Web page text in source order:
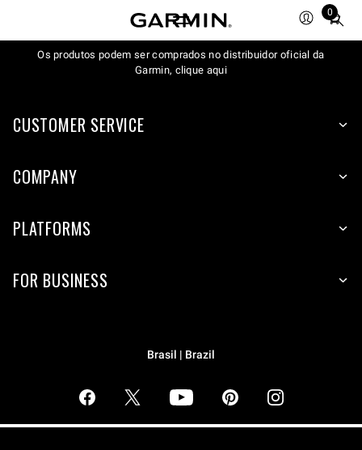
0
Total
items
in
Os produtos podem ser comprados no distribuidor oficial da
Garmin, clique aqui
CUSTOMER SERVICE
COMPANY
PLATFORMS
FOR BUSINESS
Brasil | Brazil